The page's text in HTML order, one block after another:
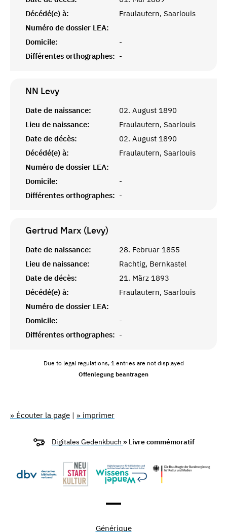
Décédé(e) à:
Fraulautern, Saarlouis
Numéro de dossier LEA:
Domicile:
-
Différentes orthographes: -
NN Levy
Date de naissance:
02. August 1890
Lieu de naissance:
Fraulautern, Saarlouis
Date de décès:
02. August 1890
Décédé(e) à:
Fraulautern, Saarlouis
Numéro de dossier LEA:
Domicile:
-
Différentes orthographes: -
Gertrud Marx (Levy)
Date de naissance:
28. Februar 1855
Lieu de naissance:
Rachtig, Bernkastel
Date de décès:
21. März 1893
Décédé(e) à:
Fraulautern, Saarlouis
Numéro de dossier LEA:
Domicile:
-
Différentes orthographes: -
Due to legal regulations, 1 entries are not displayed
Offenlegung beantragen
» Écouter la page | » imprimer
Digitales Gedenkbuch » Livre commémoratif
Générique